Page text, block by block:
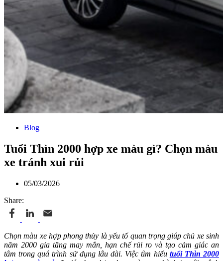
Blog
Tuổi Thìn 2000 hợp xe màu gì? Chọn màu
xe tránh xui rủi
05/03/2026
Share:
Chọn màu xe hợp phong thủy là yếu tố quan trọng giúp chủ xe sinh
năm 2000 gia tăng may mắn, hạn chế rủi ro và tạo cảm giác an
tâm trong quá trình sử dụng lâu dài. Việc tìm hiểu tuổi Thìn 2000